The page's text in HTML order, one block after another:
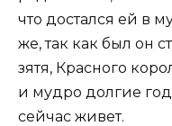
что достался ей в
же, так как был он
зятя, Красного
и мудро долгие
сейчас живет.